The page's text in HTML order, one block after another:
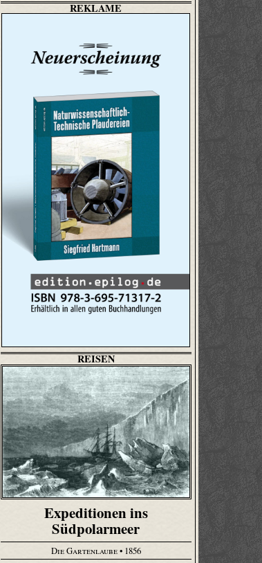
REKLAME
REISEN
Expeditionen ins
Südpolarmeer
Die Gartenlaube• 1856